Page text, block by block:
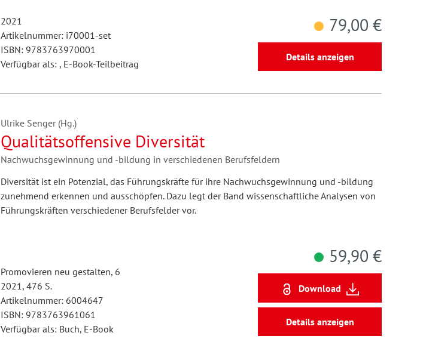
2021
Artikelnummer: i70001-set
ISBN: 9783763970001
Verfügbar als: , E-Book-Teilbeitrag
79,00 €
Details anzeigen
Ulrike Senger (Hg.)
Qualitätsoffensive Diversität
Nachwuchsgewinnung und -bildung in verschiedenen Berufsfeldern
Diversität ist ein Potenzial, das Führungskräfte für ihre Nachwuchsgewinnung und -bildung
zunehmend erkennen und ausschöpfen. Dazu legt der Band wissenschaftliche Analysen von
Führungskräften verschiedener Berufsfelder vor.
Promovieren neu gestalten, 6
2021, 476 S.
Artikelnummer: 6004647
ISBN: 9783763961061
Verfügbar als: Buch, E-Book
59,90 €
Download
Details anzeigen